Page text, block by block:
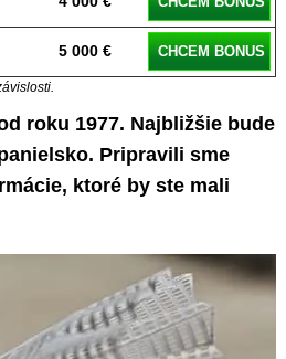
5 000 € CHCEM BONUS
roku 1977. Najbližšie bude
Pripravili sme
ktoré by ste mali